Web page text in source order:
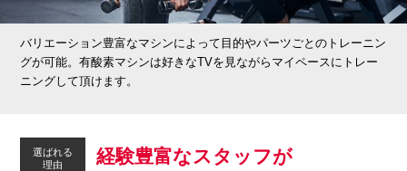
バリエーション豊富なマシンによって目的やパーツごとのトレーニン
グが可能。有酸素マシンは好きなTVを見ながらマイペースにトレー
ニングして頂けます。
選ばれる
理由
経験豊富なスタッフが